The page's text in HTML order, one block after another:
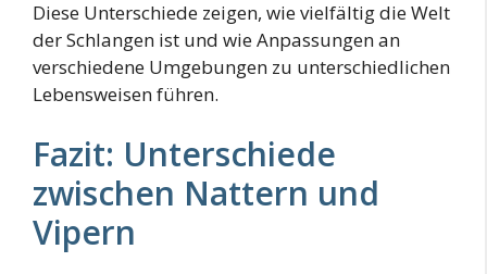
Diese Unterschiede zeigen, wie vielfältig die Welt
der Schlangen ist und wie Anpassungen an
verschiedene Umgebungen zu unterschiedlichen
Lebensweisen führen.
Fazit: Unterschiede
zwischen Nattern und
Vipern